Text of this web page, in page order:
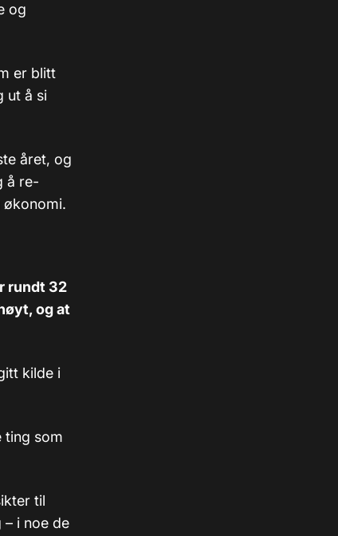
og
er blitt
ut å si
året, og
å re-
rundt 32
og at
kilde i
ting som
til
i noe de